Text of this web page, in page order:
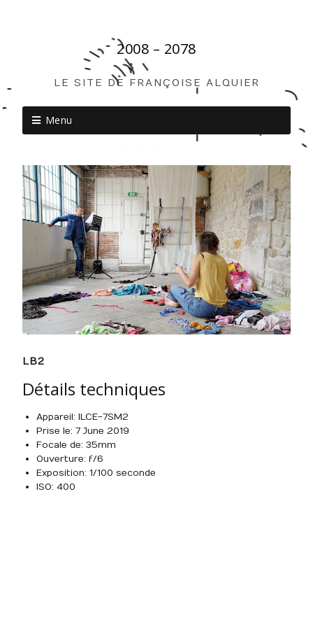
2008 – 2078
LE SITE DE FRANÇOISE ALQUIER
Menu
LB2
Détails techniques
Appareil : ILCE-7SM2
Prise le : 7 June 2019
Focale de : 35mm
Ouverture : f/6
Exposition : 1/100 seconde
ISO : 400